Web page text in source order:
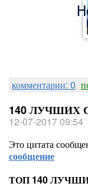
комментарии: 0
140 ЛУЧШИХ
12-07-2017 09:54
Это цитата
сообщение
ТОП 140